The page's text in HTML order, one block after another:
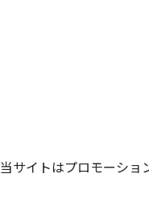
当サイトはプロモーショ